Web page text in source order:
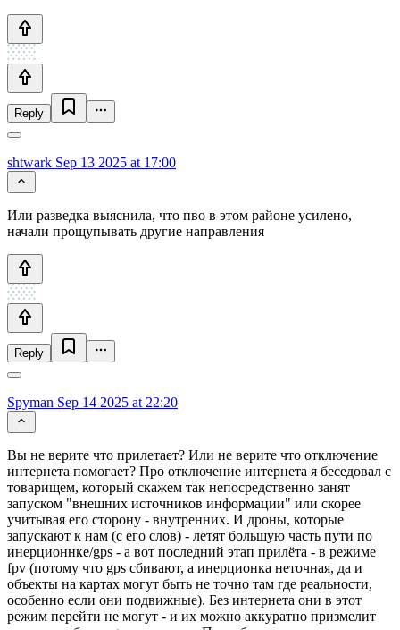
Reply
shtwark Sep 13 2025 at 17:00
Или разведка выяснила, что пво в этом районе усилено,
начали прощупывать другие направления
Reply
Spyman Sep 14 2025 at 22:20
Вы не верите что прилетает? Или не верите что отключение
интернета помогает? Про отключение интернета я беседовал с
товарищем, который скажем так непосредственно занят
запуском "внешних источников информации" или скорее
учитывая его сторону - внутренних. И дроны, которые
запускают к нам (с его слов) - летят большую часть пути по
инерционнке/gps - а вот последний этап прилёта - в режиме
fpv (потому что gps сбивают, а инерционка неточная, да и
объекты на картах могут быть не точно там где реальности,
особенно если они подвижные). Без интернета они в этот
режим перейти не могут - и их можно аккуратно призмелит